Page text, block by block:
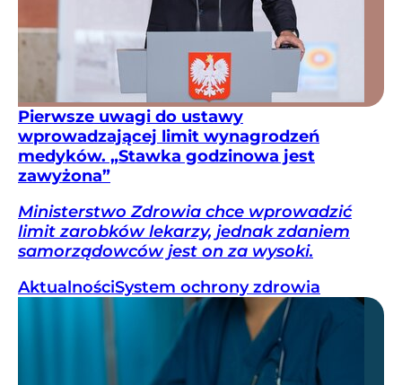
Pierwsze uwagi do ustawy
wprowadzającej limit wynagrodzeń
medyków. „Stawka godzinowa jest
zawyżona”
Ministerstwo Zdrowia chce wprowadzić
limit zarobków lekarzy, jednak zdaniem
samorządowców jest on za wysoki.
AktualnościSystem ochrony zdrowia